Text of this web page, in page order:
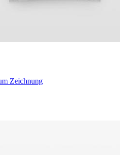
Zeichnung